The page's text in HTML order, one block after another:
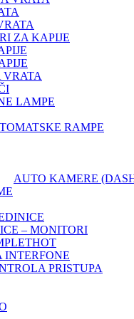
ZA KAPIJE
LAMPE
RAMPE
AUTO KAMERE
– MONITORI
HOT
INTERFONE
PRISTUPA